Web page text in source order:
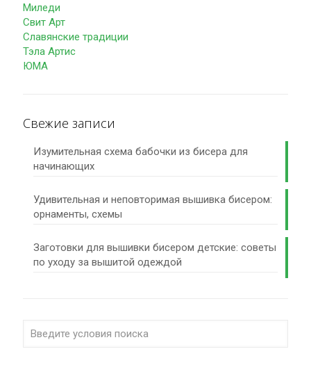
Миледи
Свит Арт
Славянские традиции
Тэла Артис
ЮМА
Свежие записи
Изумительная схема бабочки из бисера для
начинающих
Удивительная и неповторимая вышивка бисером:
орнаменты, схемы
Заготовки для вышивки бисером детские: советы
по уходу за вышитой одеждой